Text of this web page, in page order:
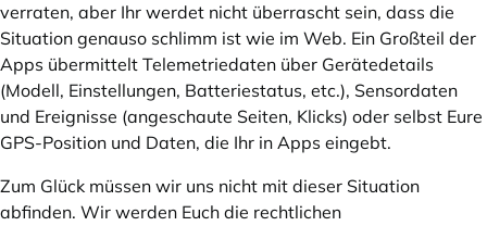
verraten, aber Ihr werdet nicht überrascht sein, dass die
Situation genauso schlimm ist wie im Web. Ein Großteil der
Apps übermittelt Telemetriedaten über Gerätedetails
(Modell, Einstellungen, Batteriestatus, etc.), Sensordaten
und Ereignisse (angeschaute Seiten, Klicks) oder selbst Eure
GPS-Position und Daten, die Ihr in Apps eingebt.
Zum Glück müssen wir uns nicht mit dieser Situation
abfinden. Wir werden Euch die rechtlichen